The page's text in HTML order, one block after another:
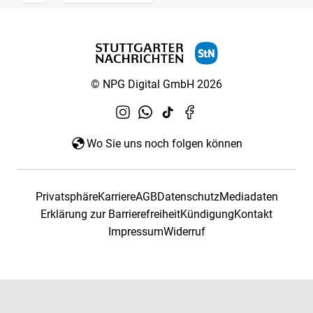
© NPG Digital GmbH 2026
Wo Sie uns noch folgen können
PrivatsphäreKarriereAGBDatenschutzMediadaten
Erklärung zur BarrierefreiheitKündigungKontakt
ImpressumWiderruf